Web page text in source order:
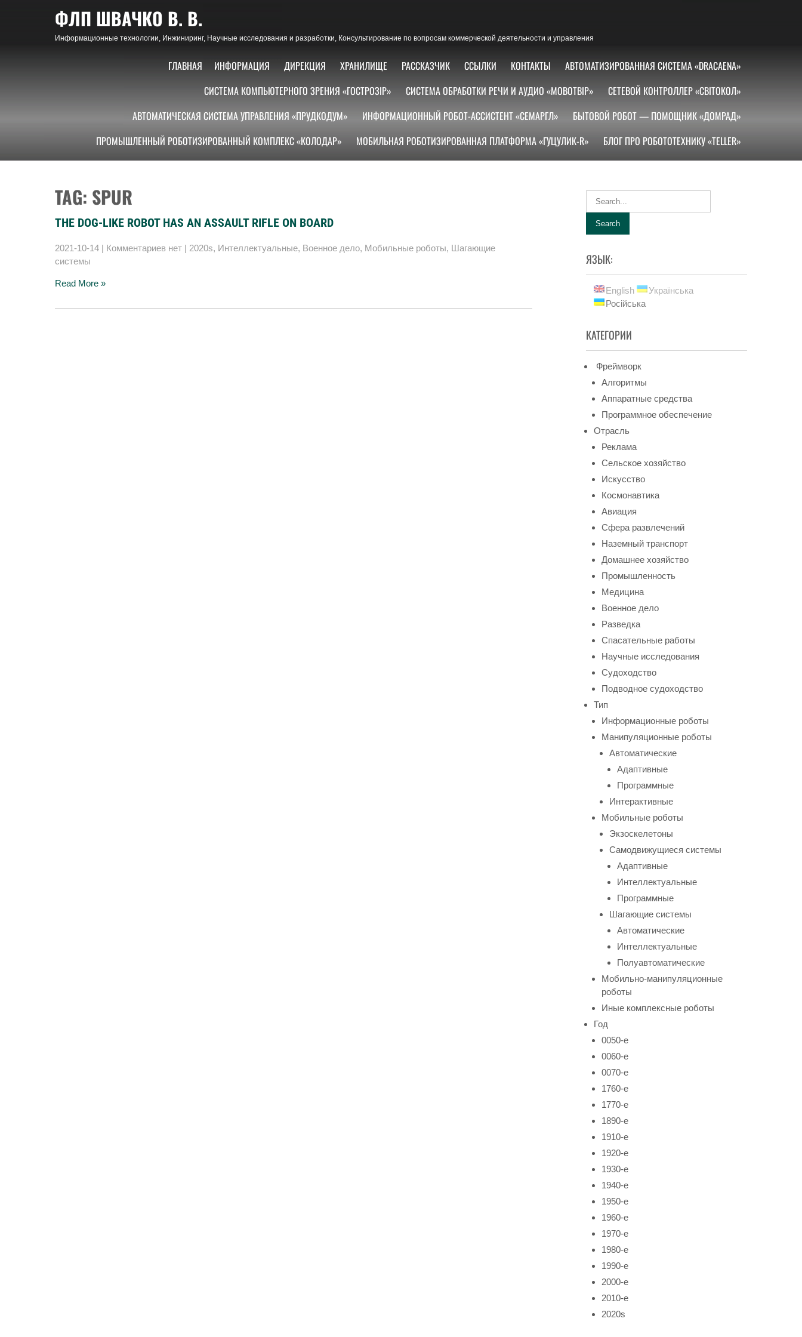
ФЛП ШВАЧКО В. В.
Информационные технологии, Инжиниринг, Научные исследования и разработки, Консультирование по вопросам коммерческой деятельности и управления
ГЛАВНАЯ ИНФОРМАЦИЯ ДИРЕКЦИЯ ХРАНИЛИЩЕ РАССКАЗЧИК ССЫЛКИ КОНТАКТЫ
АВТОМАТИЗИРОВАННАЯ СИСТЕМА «DRACAENA»
СИСТЕМА КОМПЬЮТЕРНОГО ЗРЕНИЯ «ГОСТРОЗІР»
СИСТЕМА ОБРАБОТКИ РЕЧИ И АУДИО «МОВОТВІР»
СЕТЕВОЙ КОНТРОЛЛЕР «СВІТОКОЛ»
АВТОМАТИЧЕСКАЯ СИСТЕМА УПРАВЛЕНИЯ «ПРУДКОДУМ»
ИНФОРМАЦИОННЫЙ РОБОТ-АССИСТЕНТ «СЕМАРГЛ»
БЫТОВОЙ РОБОТ — ПОМОЩНИК «ДОМРАД»
ПРОМЫШЛЕННЫЙ РОБОТИЗИРОВАННЫЙ КОМПЛЕКС «КОЛОДАР»
МОБИЛЬНАЯ РОБОТИЗИРОВАННАЯ ПЛАТФОРМА «ГУЦУЛИК-R» БЛОГ ПРО РОБОТОТЕХНИКУ «TELLER»
TAG: SPUR
THE DOG-LIKE ROBOT HAS AN ASSAULT RIFLE ON BOARD
2021-10-14 | Комментариев нет | 2020s, Интеллектуальные, Военное дело, Мобильные роботы, Шагающие
системы
Read More »
ЯЗЫК:
English
Українська
Російська
КАТЕГОРИИ
Фреймворк
Алгоритмы
Аппаратные средства
Программное обеспечение
Отрасль
Реклама
Сельское хозяйство
Искусство
Космонавтика
Авиация
Сфера развлечений
Наземный транспорт
Домашнее хозяйство
Промышленность
Медицина
Военное дело
Разведка
Спасательные работы
Научные исследования
Судоходство
Подводное судоходство
Тип
Информационные роботы
Манипуляционные роботы
Автоматические
Адаптивные
Программные
Интерактивные
Мобильные роботы
Экзоскелетоны
Самодвижущиеся системы
Адаптивные
Интеллектуальные
Программные
Шагающие системы
Автоматические
Интеллектуальные
Полуавтоматические
Мобильно-манипуляционные
роботы
Иные комплексные роботы
Год
0050-е
0060-е
0070-е
1760-е
1770-е
1890-е
1910-е
1920-е
1930-е
1940-е
1950-е
1960-е
1970-е
1980-е
1990-е
2000-е
2010-е
2020s